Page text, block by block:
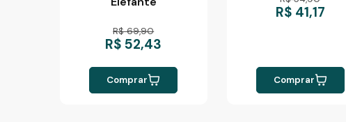
R$ 69,90
R$ 52,43
Comprar
R$ 41,17
Comprar